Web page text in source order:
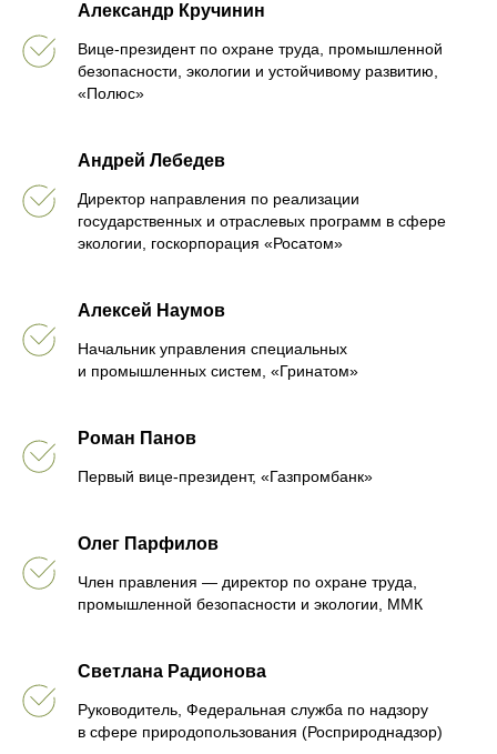
Александр Кручинин
Вице-президент по охране труда, промышленной
безопасности, экологии и устойчивому развитию,
«Полюс»
Андрей Лебедев
Директор направления по реализации
государственных и отраслевых программ в сфере
экологии, госкорпорация «Росатом»
Алексей Наумов
Начальник управления специальных
и промышленных систем, «Гринатом»
Роман Панов
Первый вице-президент, «Газпромбанк»
Олег Парфилов
Член правления — директор по охране труда,
промышленной безопасности и экологии, ММК
Светлана Радионова
Руководитель, Федеральная служба по надзору
в сфере природопользования (Росприроднадзор)